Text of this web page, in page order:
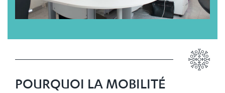
POURQUOI LA MOBILITÉ